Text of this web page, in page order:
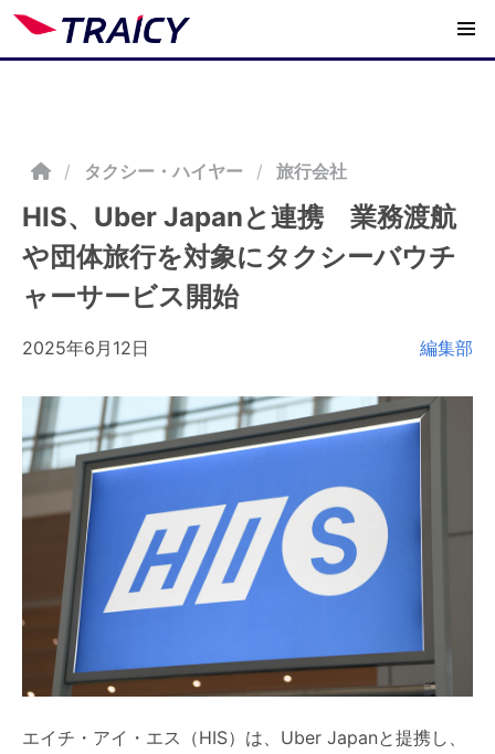
/ タクシー・ハイヤー 旅行会社
HIS、Uber Japanと連携 業務渡航
や団体旅行を対象にタクシーバウチ
ャーサービス開始
2025年6月12日 編集部
エイチ・アイ・エス（HIS）は、Uber Japanと提携し、